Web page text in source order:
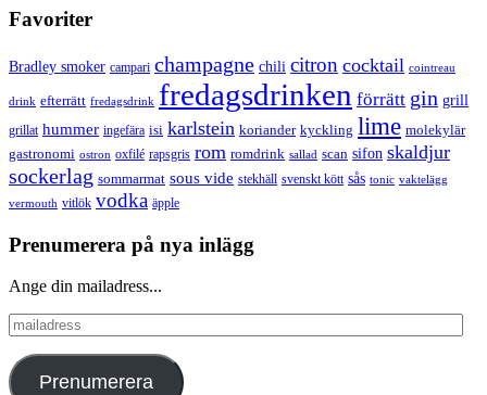
Favoriter
Bradley smoker campari champagne chili citron cocktail cointreau
drink efterrätt fredagsdrink fredagsdrinken förrätt gin grill
grillat hummer ingefära isi karlstein koriander kyckling lime molekylär
gastronomi ostron oxfilé rapsgris rom romdrink sallad scan sifon skaldjur
sockerlag sommarmat sous vide stekhäll svenskt kött sås tonic vaktelägg
vermouth vitlök vodka äpple
Prenumerera på nya inlägg
Ange din mailadress...
mailadress
Prenumerera